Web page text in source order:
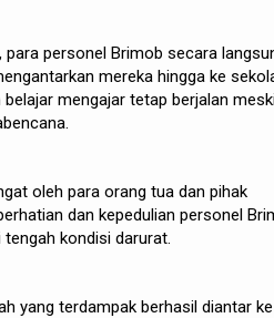
personel Brimob secara
mereka hingga ke
mengajar tetap berjalan
oleh para orang tua dan pihak
dan kepedulian personel
kondisi darurat.
yang terdampak berhasil diantar ke